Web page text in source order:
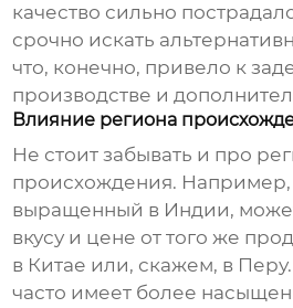
качество сильно
срочно искать
что, конечно, привело к
производстве и
Влияние региона
Не стоит забывать и про
происхождения. Например,
выращенный в Индии,
вкусу и цене от того же
в Китае или, скажем, в
часто имеет более